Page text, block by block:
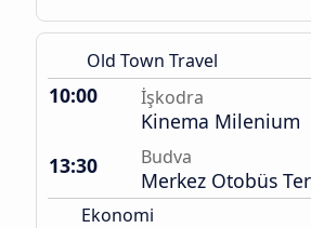
Old Town Travel
10:00 İşkodra
Kinema Milenium
13:30
Budva
Merkez Otobüs
Ekonomi